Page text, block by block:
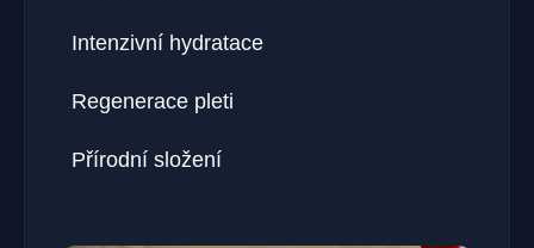
Intenzivní hydratace
Regenerace pleti
Přírodní složení